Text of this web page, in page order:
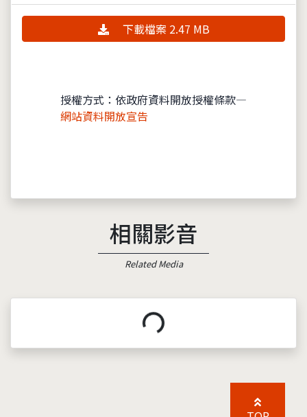
下載檔案 2.47 MB
授權方式：依政府資料開放授權條款—
網站資料開放宣告
相關影音
Related Media
載入中...